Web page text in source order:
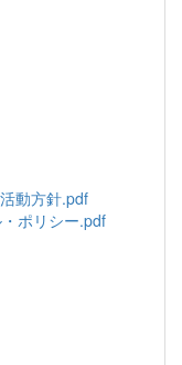
動方針.pdf
ポリシー.pdf